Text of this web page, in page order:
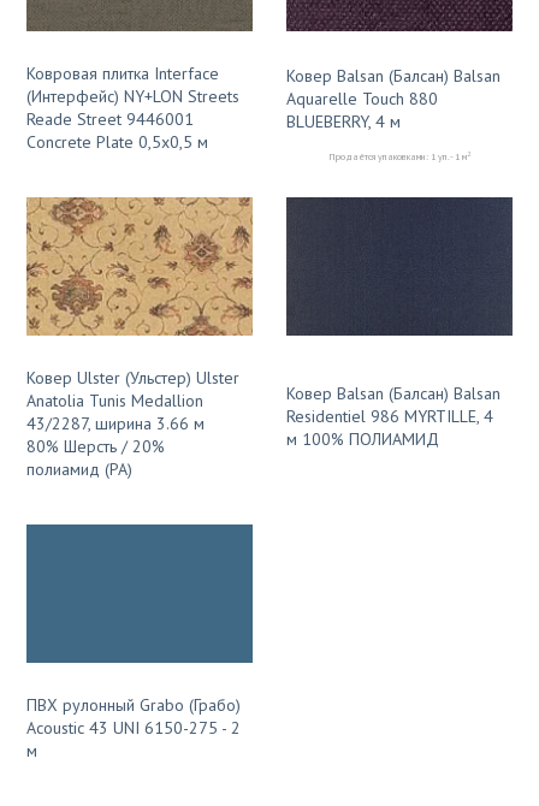
Ковровая плитка Interface
(Интерфейс) NY+LON Streets
Reade Street 9446001
Concrete Plate 0,5х0,5 м
Ковер Balsan (Балсан) Balsan
Aquarelle Touch 880
BLUEBERRY, 4 м
Продаётся упаковками: 1 уп. - 1 м2
Ковер Ulster (Ульстер) Ulster
Anatolia Tunis Medallion
43/2287, ширина 3.66 м
80% Шерсть / 20%
полиамид (PA)
Ковер Balsan (Балсан) Balsan
Residentiel 986 MYRTILLE, 4
м 100% ПОЛИАМИД
ПВХ рулонный Grabo (Грабо)
Acoustic 43 UNI 6150-275 - 2
м